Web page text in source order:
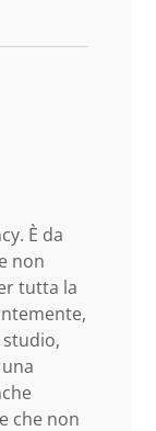
È da
non
tutta la
che non